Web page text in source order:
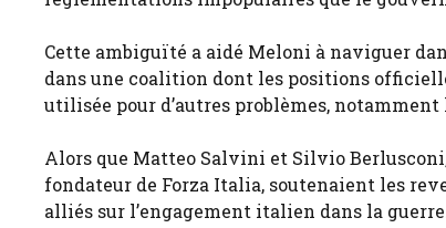
Cette ambiguïté a aidé Meloni à naviguer
dans une coalition dont les positions
utilisée pour d’autres problèmes,
Alors que Matteo Salvini et Silvio
fondateur de Forza Italia, soutenaient les
alliés sur l’engagement italien dans la